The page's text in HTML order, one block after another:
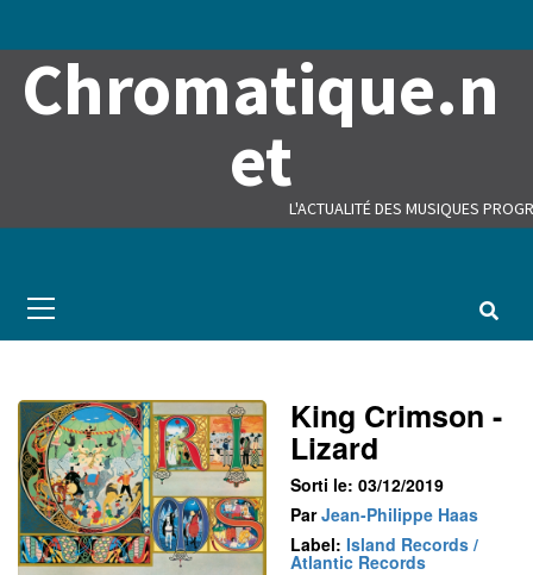
Chromatique.n
et
L'ACTUALITÉ DES MUSIQUES
Menu
King Crimson -
Lizard
Sorti le: 03/12/2019
ParJean-Philippe Haas
Label: Island Records /
Atlantic Records